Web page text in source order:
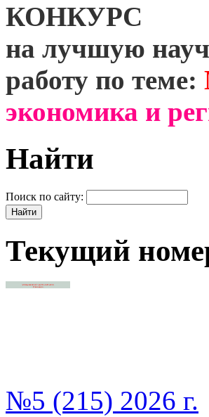
КОНКУРС
на лучшую
работу по теме:
экономика и
Найти
Поиск по сайту:
Текущий
№5 (215) 2026 г.